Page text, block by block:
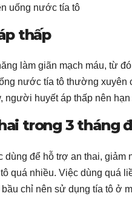
uống nước tía tô
thấp
làm giãn mạch máu, từ
nước tía tô thường
người huyết áp thấp nên
trong 3 tháng
dùng để hỗ trợ an thai,
quá nhiều. Việc dùng quá
chỉ nên sử dụng tía tô ở